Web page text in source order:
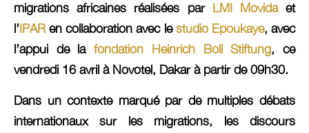
migrations africaines réalisées par LMI Movidaet
l’IPARen collaboration avec lestudio Epoukaye, avec
l’appui de lafondation Heinrich Boll Stiftung,ce
vendredi 16 avril à Novotel, Dakar à partir de 09h30.
Dans un contexte marqué par de multiples débats
internationaux sur les migrations, les discours